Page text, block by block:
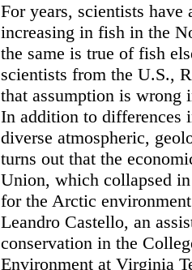
For years, scientists
increasing in fish in the
the same is true of fish
scientists from the U.S.,
that assumption is
In addition to differences
diverse atmospheric,
turns out that the
Union, which collapsed
for the Arctic
Leandro Castello, an
conservation in the
Environment at Virginia